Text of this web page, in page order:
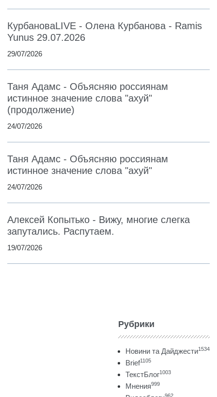
КурбановаLIVE - Олена Курбанова - Ramis
Yunus 29.07.2026
29/07/2026
Таня Адамс - Объясняю россиянам
истинное значение слова "ахуй"
(продолжение)
24/07/2026
Таня Адамс - Объясняю россиянам
истинное значение слова "ахуй"
24/07/2026
Алексей Копытько - Вижу, многие слегка
запутались. Распутаем.
19/07/2026
Рубрики
Новини та Дайджести1534
Brief1105
ТекстБлог1003
Мнения999
962